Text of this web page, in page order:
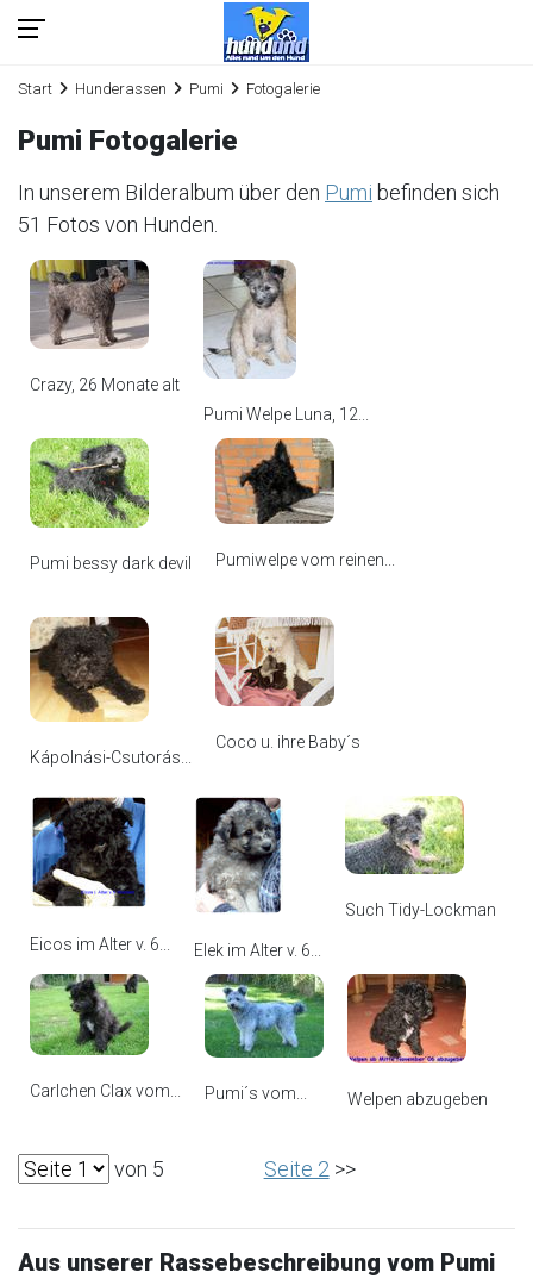
Start Hunderassen Pumi Fotogalerie
Pumi Fotogalerie
In unserem Bilderalbum über den Pumi befinden sich
51 Fotos von Hunden.
Crazy, 26 Monate alt
Pumi Welpe Luna, 12...
Pumi bessy dark devil Pumiwelpe vom reinen...
Kápolnási-Csutorás...
Coco u. ihre Baby´s
Eicos im Alter v. 6... Elek im Alter v. 6...
Such Tidy-Lockman
Carlchen Clax vom... Pumi´s vom... Welpen abzugeben
von 5 Seite 2 >>
Aus unserer Rassebeschreibung vom Pumi